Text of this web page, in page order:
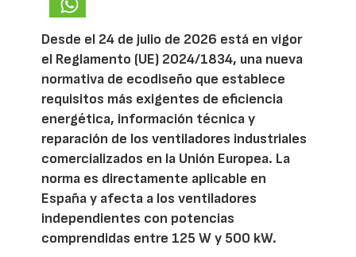
Desde el 24 de julio de 2026 está en vigor
el Reglamento (UE) 2024/1834, una nueva
normativa de ecodiseño que establece
requisitos más exigentes de eficiencia
energética, información técnica y
reparación de los ventiladores industriales
comercializados en la Unión Europea. La
norma es directamente aplicable en
España y afecta a los ventiladores
independientes con potencias
comprendidas entre 125 W y 500 kW.